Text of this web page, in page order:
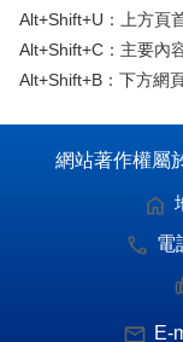
Alt+Shift+U：上方頁
Alt+Shift+C：主要內
Alt+Shift+B：下方網
網站著作權屬
電
E-